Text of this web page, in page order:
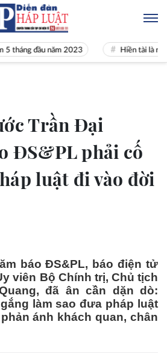
đầu năm 2023 Hiền tài là nguyên
Trần Đại
ĐS&PL phải cố
luật đi vào đời
báo ĐS&PL, báo điện tử
viên Bộ Chính trị, Chủ tịch
đã ân cần dặn dò:
làm sao đưa pháp luật
ánh khách quan, chân